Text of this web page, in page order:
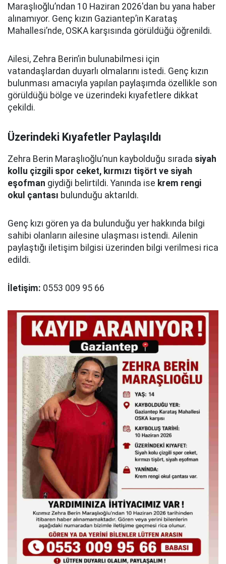
Maraşlıoğlu’ndan 10 Haziran 2026'dan bu yana haber
alınamıyor. Genç kızın Gaziantep’in Karataş
Mahallesi’nde, OSKA karşısında görüldüğü öğrenildi.
Ailesi, Zehra Berin’in bulunabilmesi için
vatandaşlardan duyarlı olmalarını istedi. Genç kızın
bulunması amacıyla yapılan paylaşımda özellikle son
görüldüğü bölge ve üzerindeki kıyafetlere dikkat
çekildi.
Üzerindeki Kıyafetler Paylaşıldı
Zehra Berin Maraşlıoğlu’nun kaybolduğu sırada siyah
kollu çizgili spor ceket, kırmızı tişört ve siyah
eşofman giydiği belirtildi. Yanında ise krem rengi
okul çantası bulunduğu aktarıldı.
Genç kızı gören ya da bulunduğu yer hakkında bilgi
sahibi olanların ailesine ulaşması istendi. Ailenin
paylaştığı iletişim bilgisi üzerinden bilgi verilmesi rica
edildi.
İletişim: 0553 009 95 66